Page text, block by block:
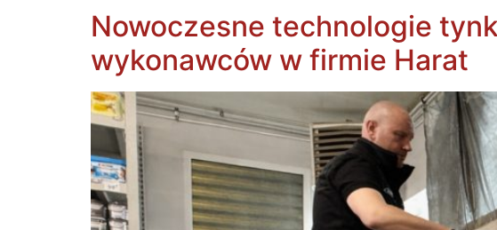
Nowoczesne technologie
wykonawców w firmie Harat